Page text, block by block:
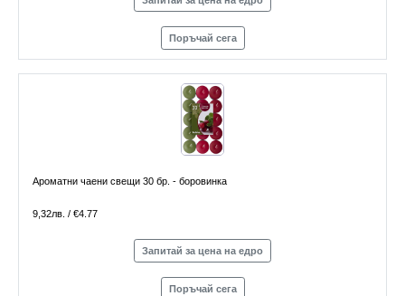
Поръчай сега
Ароматни чаени свещи 30 бр. - боровинка
9,32лв. / €4.77
Запитай за цена на едро
Поръчай сега